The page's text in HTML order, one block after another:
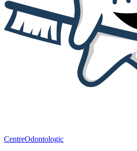
CentreOdontologic